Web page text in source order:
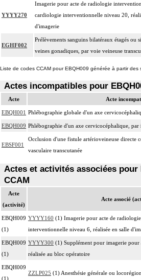
YYYY270
Imagerie pour acte de radiologie
cardiologie interventionnelle niveau 20,
d'imagerie
EGHF002
Prélèvements sanguins bilatéraux étagés ou
veines gonadiques, par voie veineuse
Liste de codes CCAM pour EBQH009 générée à partir des
Actes incompatibles pour
Acte Acte
EBQH001 Phlébographie globale d'un axe
EBQH009 Phlébographie d'un axe cervicocéphalique,
EBSF001
Occlusion d'une fistule artérioveineuse directe
vasculaire transcutanée
Actes et activités associées pour
CCAM
Acte
(activité)
Acte associé
EBQH009
(1)
YYYY160 (1) Imagerie pour acte de
interventionnelle niveau 6, réalisée en salle
EBQH009
(1)
YYYY300 (1) Supplément pour imagerie
réalisée au bloc opératoire
EBQH009
(1)
ZZLP025 (1) Anesthésie générale ou